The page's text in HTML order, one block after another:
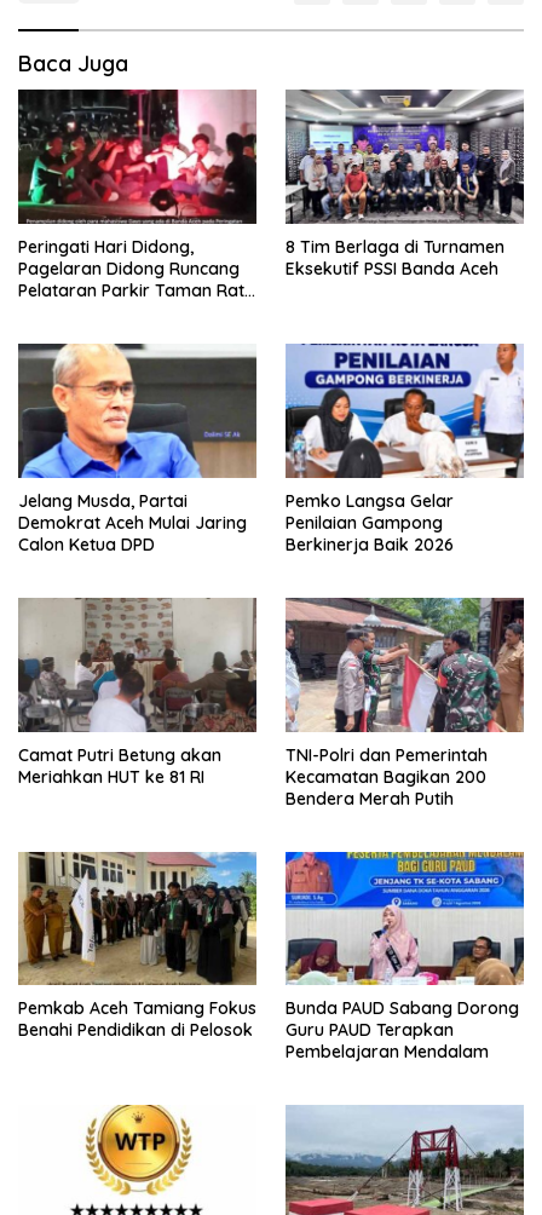
Baca Juga
Peringati Hari Didong,
Pagelaran Didong Runcang
Pelataran Parkir Taman Ratu
8 Tim Berlaga di Turnamen
Eksekutif PSSI Banda Aceh
Jelang Musda, Partai
Demokrat Aceh Mulai Jaring
Calon Ketua DPD
Pemko Langsa Gelar
Penilaian Gampong
Berkinerja Baik 2026
Camat Putri Betung akan
Meriahkan HUT ke 81 RI
TNI-Polri dan Pemerintah
Kecamatan Bagikan 200
Bendera Merah Putih
Pemkab Aceh Tamiang Fokus
Benahi Pendidikan di Pelosok
Bunda PAUD Sabang Dorong
Guru PAUD Terapkan
Pembelajaran Mendalam